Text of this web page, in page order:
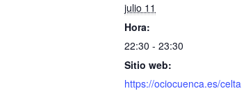
julio 11
Hora:
22:30 - 23:30
Sitio web:
https://ociocuenca.es/celta